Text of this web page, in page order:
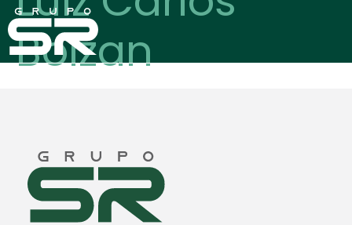
Bolzan